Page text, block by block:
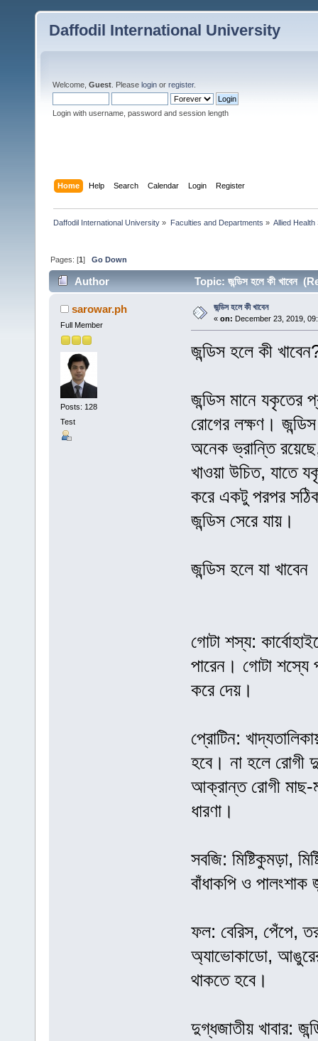
Daffodil International University
Welcome, Guest . Please login or register.
Login with username, password and session length
Home Help Search Calendar Login Register
Daffodil International University » Faculties and Departments » Allied Health
Pages: [1]Go Down
Author Topic: জন্ডিস হলে কী খাবেন
sarowar.ph
Full Member
Posts: 128
Test
জন্ডিস হলে কী খাবেন
« on: December 23, 2019,
জন্ডিস হলে কী
জন্ডিস মানে যকৃতের
রোগের লক্ষণ।
অনেক ভ্রান্তি
খাওয়া উচিত, যাতে
করে একটু পরপর সঠিক
জন্ডিস সেরে যায়।
জন্ডিস হলে যা খাবেন
গোটা শস্য:
পারেন। গোটা শস্যে
করে দেয়।
প্রোটিন:
হবে। না হলে রোগী
আক্রান্ত রোগী মাছ-
ধারণা।
সবজি: মিষ্টিকুমড়া,
বাঁধাকপি ও
ফল: বেরিস, পেঁপে,
অ্যাভোকাডো,
থাকতে হবে।
দুগ্ধজাতীয় খাবার: